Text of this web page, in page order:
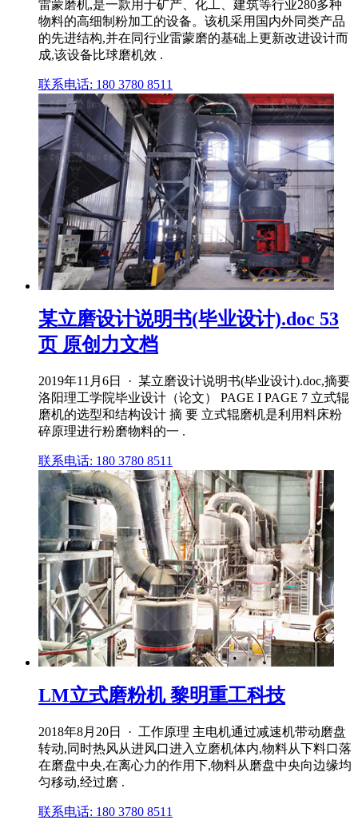
雷蒙磨机,是一款用于矿产、化工、建筑等行业280多种
物料的高细制粉加工的设备。该机采用国内外同类产品
的先进结构,并在同行业雷蒙磨的基础上更新改进设计而
成,该设备比球磨机效 .
联系电话: 180 3780 8511
某立磨设计说明书(毕业设计).doc 53
页 原创力文档
2019年11月6日 · 某立磨设计说明书(毕业设计).doc,摘要
洛阳理工学院毕业设计（论文） PAGE I PAGE 7 立式辊
磨机的选型和结构设计 摘 要 立式辊磨机是利用料床粉
碎原理进行粉磨物料的一 .
联系电话: 180 3780 8511
LM立式磨粉机 黎明重工科技
2018年8月20日 · 工作原理 主电机通过减速机带动磨盘
转动,同时热风从进风口进入立磨机体内,物料从下料口落
在磨盘中央,在离心力的作用下,物料从磨盘中央向边缘均
匀移动,经过磨 .
联系电话: 180 3780 8511